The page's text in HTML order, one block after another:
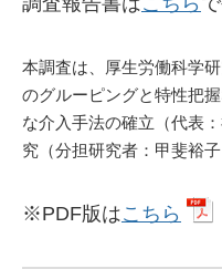
本調査は、厚生労働科学
のグルーピングと特性把
な介入手法の確立（代表
究（分担研究者：甲斐裕
※PDF版はこちら